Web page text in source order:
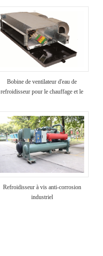
Bobine de ventilateur d'eau de
refroidisseur pour le chauffage et le
Refroidisseur à vis anti-corrosion
industriel